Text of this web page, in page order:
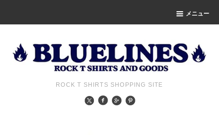
メニュー
ROCK T SHIRTS SHOPPING SITE